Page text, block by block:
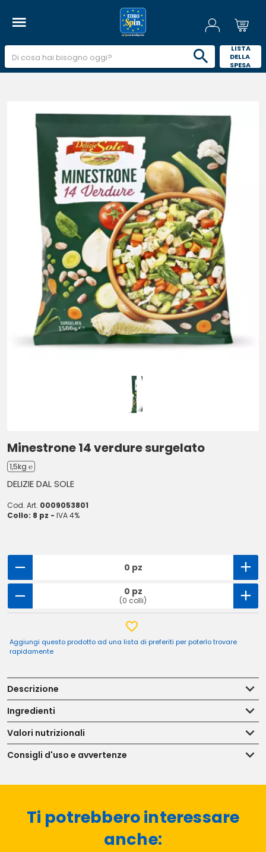
LISTA
DELLA
SPESA
Minestrone 14 verdure surgelato
1,5kg ℮
DELIZIE DAL SOLE
Cod. Art. 0009053801
Collo: 8 pz - IVA 4%
0 pz
0 pz
(0 colli)
Aggiungi questo prodotto ad una lista di preferiti per poterlo trovare
rapidamente
Descrizione
Ingredienti
Valori nutrizionali
Consigli d'uso e avvertenze
Ti potrebbero interessare
anche: